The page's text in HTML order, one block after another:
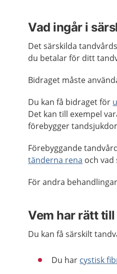
Vad ingår i
Det särskilda
du betalar för ditt
Bidraget måste
Du kan få bidraget för
Det kan till exempel
förebygger
Förebyggande
tänderna rena och vad
För andra
Vem har rätt
Du kan få särskilt
Du har cystisk